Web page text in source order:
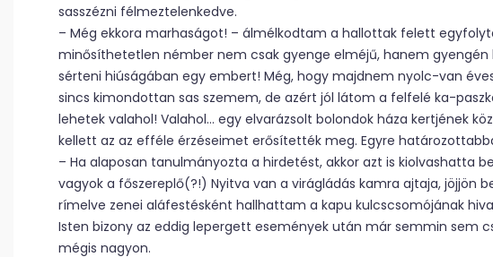
sasszézni félmeztelenkedve.
– Még ekkora marhaságot! – álmélkodtam a hallottak felett
minősíthetetlen némber nem csak gyenge elméjű, hanem gyengén
sérteni hiúságában egy embert! Még, hogy majdnem nyolc-van
sincs kimondottan sas szemem, de azért jól látom a felfelé ka-
lehetek valahol! Valahol… egy elvarázsolt bolondok háza kertjének
kellett az az efféle érzéseimet erősítették meg. Egyre
– Ha alaposan tanulmányozta a hirdetést, akkor azt is kiolvashatta
vagyok a főszereplő(?!) Nyitva van a virágládás kamra ajtaja, jöjjön
rímelve zenei aláfestésként hallhattam a kapu kulcscsomójának
Isten bizony az eddig lepergett események után már semmin sem
mégis nagyon.